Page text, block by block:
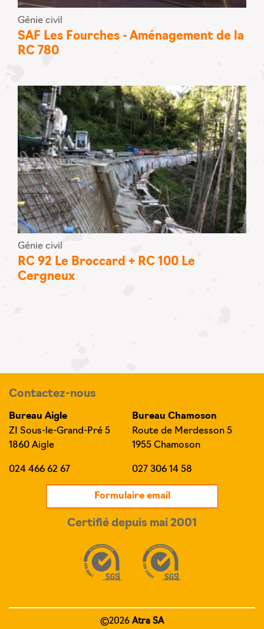
Génie civil
SAF Les Fourches - Aménagement de la
RC 780
Génie civil
RC 92 Le Broccard + RC 100 Le
Cergneux
Contactez-nous
Bureau Aigle
ZI Sous-le-Grand-Pré 5
1860 Aigle
024 466 62 67
Formulaire email
Bureau Chamoson
Route de Merdesson 5
1955 Chamoson
027 306 14 58
Certifié depuis mai 2001
©2026 Atra SA